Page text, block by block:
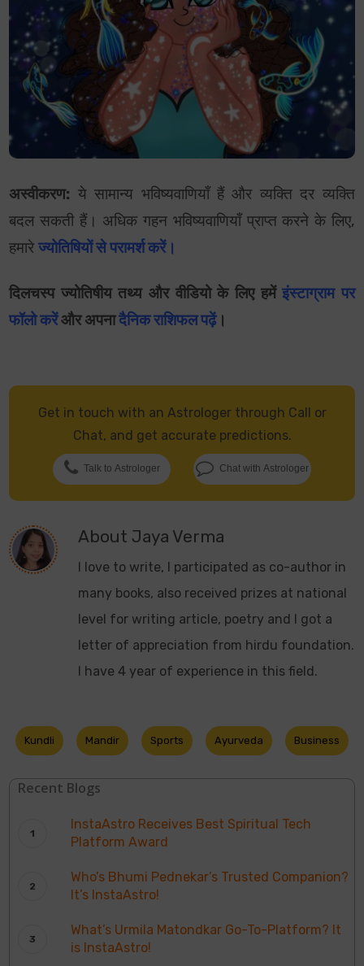
अस्वीकरण: ये सामान्य भविष्यवाणियाँ हैं और व्यक्ति दर व्यक्ति
बदल सकती हैं। अधिक गहन भविष्यवाणियाँ प्राप्त करने के लिए,
हमारेज्योतिषियों से परामर्श करें।
दिलचस्प ज्योतिषीय तथ्य और वीडियो के लिए हमेंइंस्टाग्राम पर
फॉलो करेंऔर अपनादैनिक राशिफल पढ़ें।
Get in touch with an Astrologer through Call or
Chat, and get accurate predictions.
Talk to Astrologer Chat with Astrologer
About Jaya Verma
I love to write, I participated as co-author in
many books, also received prizes at national
level for writing article, poetry and I got a
letter of appreciation from hirdu foundation.
I have 4 year of experience in this field.
Kundli Mandir Sports Ayurveda Business
Recent Blogs
InstaAstro Receives Best Spiritual Tech
Platform Award
Who’s Bhumi Pednekar’s Trusted Companion?
It’s InstaAstro!
What’s Urmila Matondkar Go-To-Platform? It
is InstaAstro!